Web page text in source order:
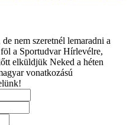
nem szeretnél lemaradni a
a Sportudvar Hírlevélre,
elküldjük Neked a héten
vonatkozású